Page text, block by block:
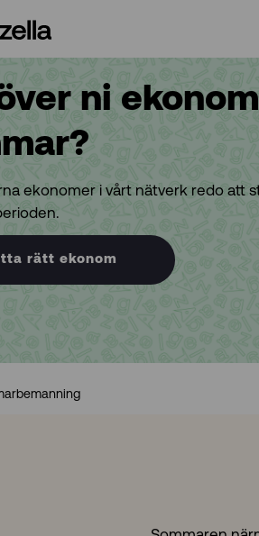
ni
ekonomer i vårt nätverk redo att
rätt ekonom